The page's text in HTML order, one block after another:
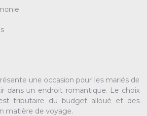
une occasion pour les mariés de
dans un endroit romantique. Le choix
tributaire du budget alloué et des
matière de voyage.